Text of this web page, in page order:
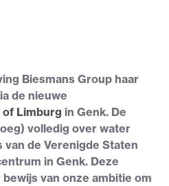
Biesmans Group haar
de nieuwe
of Limburg in Genk. De
volledig over water
de Verenigde Staten
in Genk. Deze
van onze ambitie om